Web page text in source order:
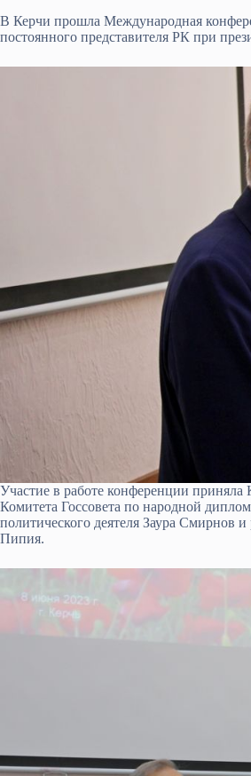
В Керчи прошла Международная
постоянного представителя РК при
Участие в работе конференции приняла
Комитета Госсовета по народной
политического деятеля Заура Смирнов
Пипия.